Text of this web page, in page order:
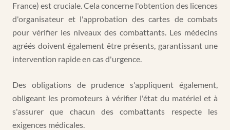
France) est cruciale. Cela concerne l'obtention des licences
d'organisateur et l'approbation des cartes de combats
pour vérifier les niveaux des combattants. Les médecins
agréés doivent également être présents, garantissant une
intervention rapide en cas d'urgence.
Des obligations de prudence s'appliquent également,
obligeant les promoteurs à vérifier l'état du matériel et à
s'assurer que chacun des combattants respecte les
exigences médicales.